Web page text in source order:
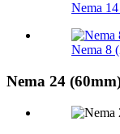
Nema
Nema 8
Nema 24